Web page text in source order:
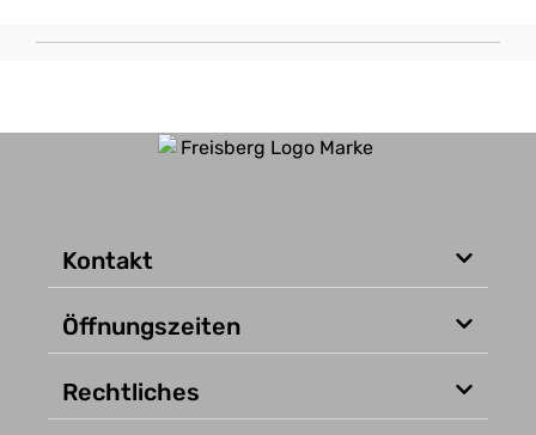
Kontakt
Öffnungszeiten
Rechtliches